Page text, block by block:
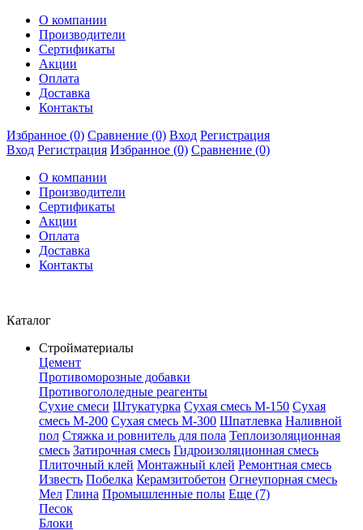
О компании
Производители
Сертификаты
Акции
Оплата
Доставка
Контакты
Избранное (0) Сравнение (0) Вход Регистрация
Вход Регистрация Избранное (0) Сравнение (0)
О компании
Производители
Сертификаты
Акции
Оплата
Доставка
Контакты
Каталог
Стройматериалы
Цемент
Противоморозные добавки
Противогололедные реагенты
Сухие смеси Штукатурка Сухая смесь М-150 Сухая
смесь М-200 Сухая смесь М-300 Шпатлевка Наливной
пол Стяжка и ровнитель для пола Теплоизоляционная
смесь Затирочная смесь Гидроизоляционная смесь
Плиточный клей Монтажный клей Ремонтная смесь
Известь Побелка Керамзитобетон Огнеупорная смесь
Мел Глина Промышленные полы Еще (7)
Песок
Блоки